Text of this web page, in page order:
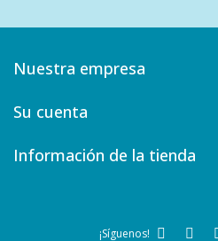
Nuestra empresa
Su cuenta
Información de la tienda
¡Síguenos!